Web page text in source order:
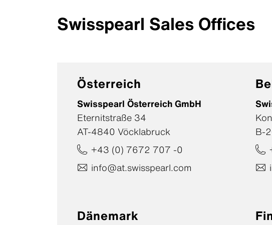
Swisspearl Sales Offices
Österreich
Swisspearl Österreich GmbH
Eternitstraße 34
AT-4840 Vöcklabruck
+43 (0) 7672 707 -0
info@at.swisspearl.com
B-
Dänemark